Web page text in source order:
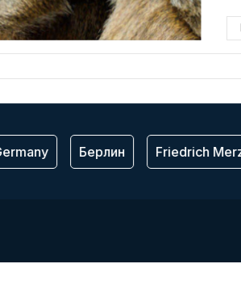
Берлин Friedrich Merz